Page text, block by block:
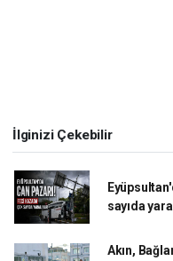
İlginizi Çekebilir
sayıda
Akın,